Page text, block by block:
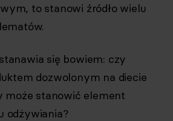
to stanowi źródło wielu
się bowiem: czy
dozwolonym na diecie
może stanowić element
odżywiania?